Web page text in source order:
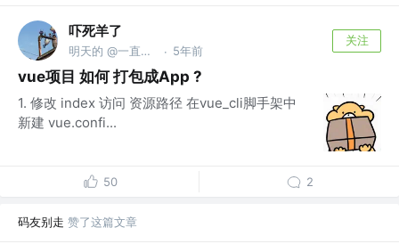
吓死羊了
明天的 @一直在学习 · 5年前
关注
vue项目 如何 打包成App ?
1. 修改 index 访问 资源路径 在vue_cli脚手架中
新建 vue.confi...
50 2
码友别走 赞了这篇文章